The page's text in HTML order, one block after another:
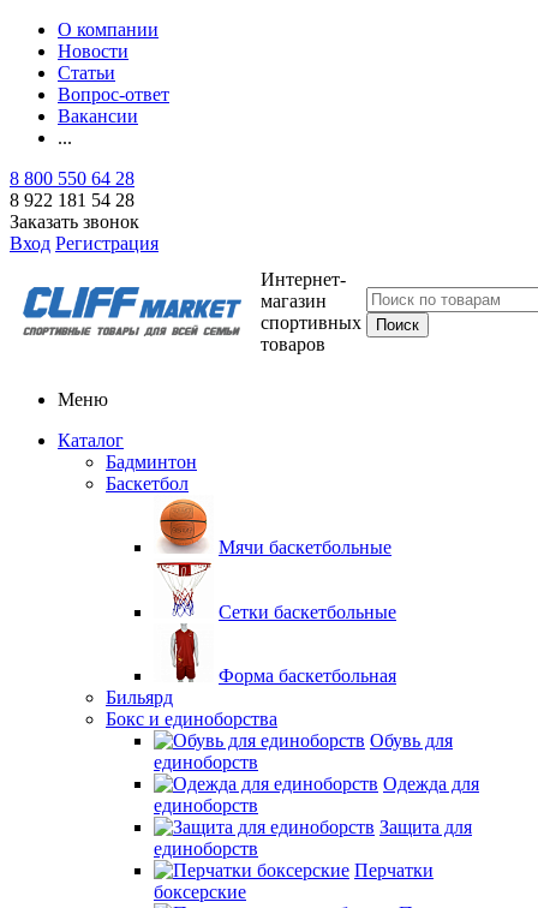
О компании
Новости
Статьи
Вопрос-ответ
Вакансии
...
8 800 550 64 28
8 922 181 54 28
Заказать звонок
Вход Регистрация
Интернет-
магазин
спортивных
товаров
Меню
Каталог
Бадминтон
Баскетбол
Мячи баскетбольные
Сетки баскетбольные
Форма баскетбольная
Бильярд
Бокс и единоборства
Обувь для
единоборств
Одежда для
единоборств
Защита для
единоборств
Перчатки
боксерские